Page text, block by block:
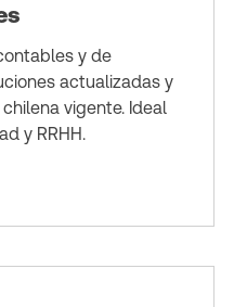
y de
actualizadas y
vigente. Ideal
y RRHH.